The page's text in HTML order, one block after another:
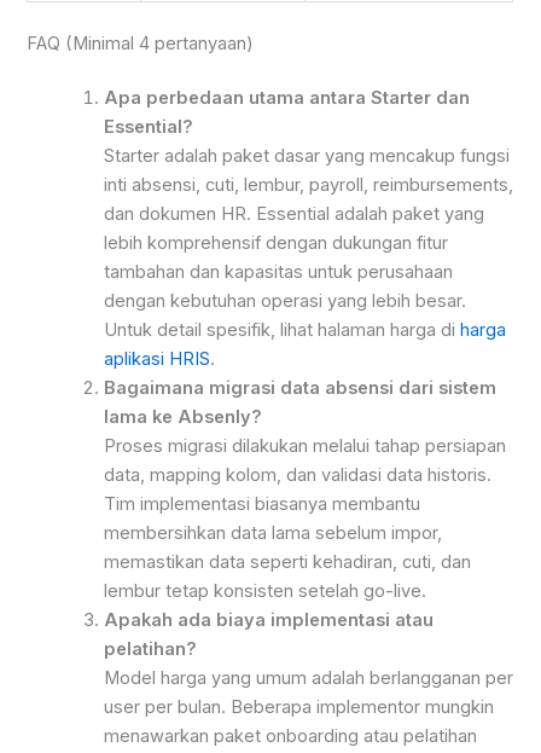
FAQ (Minimal 4 pertanyaan)
Apa perbedaan utama antara Starter dan
Essential?
Starter adalah paket dasar yang mencakup fungsi
inti absensi, cuti, lembur, payroll, reimbursements,
dan dokumen HR. Essential adalah paket yang
lebih komprehensif dengan dukungan fitur
tambahan dan kapasitas untuk perusahaan
dengan kebutuhan operasi yang lebih besar.
Untuk detail spesifik, lihat halaman harga di harga
aplikasi HRIS.
Bagaimana migrasi data absensi dari sistem
lama ke Absenly?
Proses migrasi dilakukan melalui tahap persiapan
data, mapping kolom, dan validasi data historis.
Tim implementasi biasanya membantu
membersihkan data lama sebelum impor,
memastikan data seperti kehadiran, cuti, dan
lembur tetap konsisten setelah go-live.
Apakah ada biaya implementasi atau
pelatihan?
Model harga yang umum adalah berlangganan per
user per bulan. Beberapa implementor mungkin
menawarkan paket onboarding atau pelatihan